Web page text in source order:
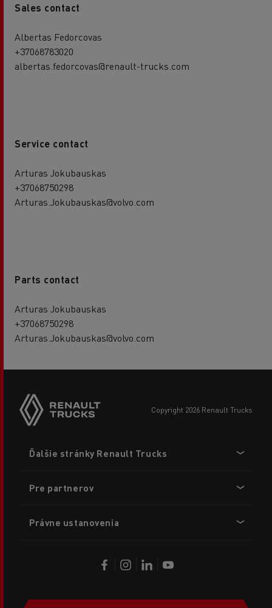
Sales contact
Albertas Fedorcovas
+37068783020
albertas.fedorcovas@renault-trucks.com
Service contact
Arturas Jokubauskas
+37068750298
Arturas.Jokubauskas@volvo.com
Parts contact
Arturas Jokubauskas
+37068750298
Arturas.Jokubauskas@volvo.com
copyright 2026 Renault Trucks
menu
Ďalšie stránky Renault Trucks
Pre partnerov
Právne ustanovenia